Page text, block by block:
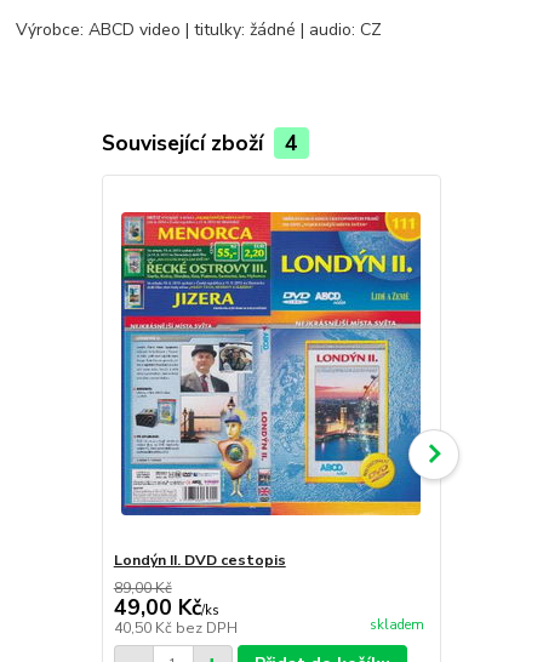
Výrobce: ABCD video | titulky: žádné | audio: CZ
Související zboží 4
Londýn II. DVD cestopis
89,00 Kč
49,00 Kč/ks
40,50 Kč bez DPH skladem